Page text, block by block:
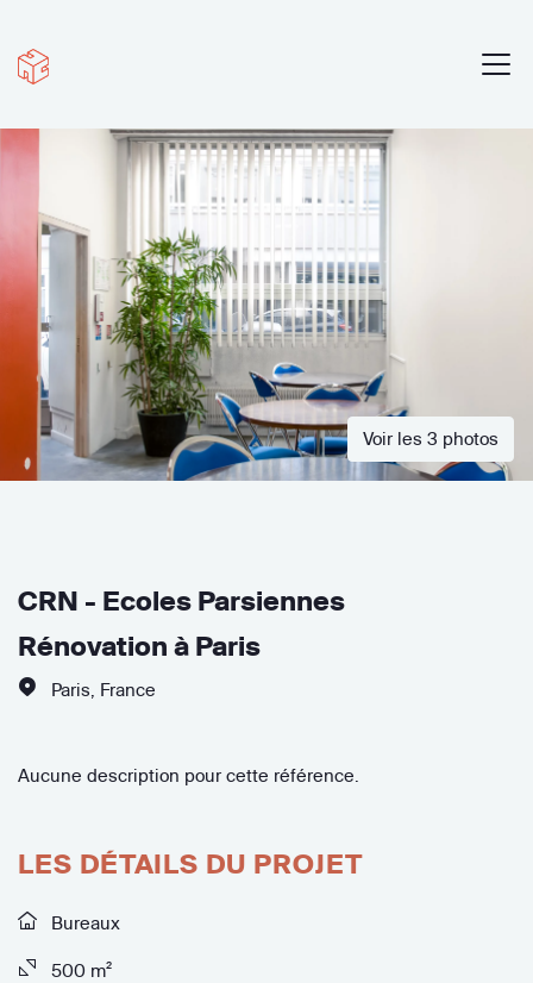
Voir les 3 photos
CRN - Ecoles Parsiennes
Rénovation à Paris
Paris France
Aucune description pour cette référence.
LES DÉTAILS DU PROJET
Bureaux
500 m²